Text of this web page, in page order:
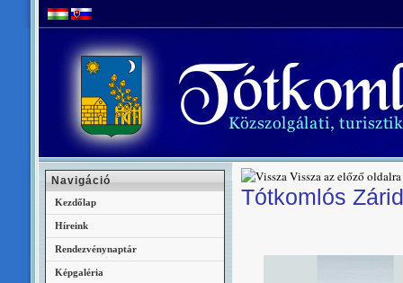
Vissza az előző oldalra
Tótkomlós
Navigáció
Kezdőlap
Híreink
Rendezvénynaptár
Képgaléria